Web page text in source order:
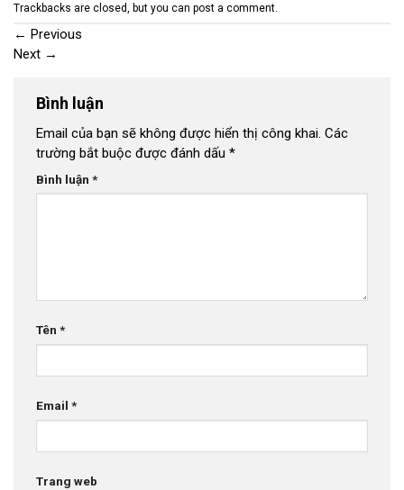
Trackbacks are closed, but you can post a comment.
← Previous
Next →
Bình luận
Email của bạn sẽ không được hiển thị công khai. Các
trường bắt buộc được đánh dấu *
Bình luận *
Tên *
Email *
Trang web